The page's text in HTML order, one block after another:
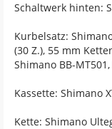
Schaltwerk hinten:
Kurbelsatz:
(30 Z.), 55 mm
Shimano BB-
Kassette: Shimano
Kette: Shimano